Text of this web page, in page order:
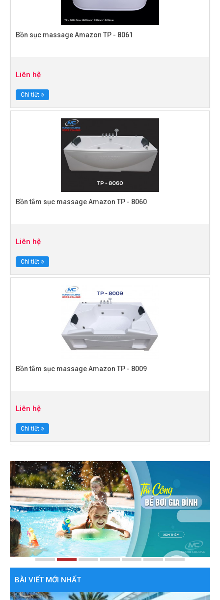
Bồn sục massage Amazon TP - 8061
Liên hệ
Chi tiết
Bồn tắm sục massage Amazon TP - 8060
Liên hệ
Chi tiết
Bồn tắm sục massage Amazon TP - 8009
Liên hệ
Chi tiết
BÀI VIẾT MỚI NHẤT